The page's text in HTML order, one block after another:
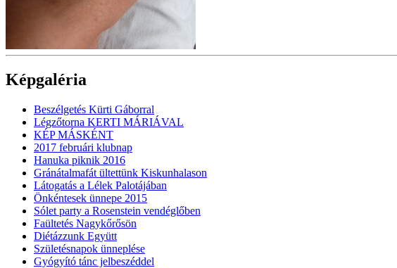
Képgaléria
Beszélgetés Kürti Gáborral
Légzőtorna KERTI MÁRIÁVAL
KÉP MÁSKÉNT
2017 februári klubnap
Hanuka piknik 2016
Gránátalmafát ültettünk Kiskunhalason
Látogatás a Lélek Palotájában
Önkéntesek ünnepe 2015
Sólet party a Rosenstein vendéglőben
Faültetés Nagykőrősön
Diétázzunk Együtt
Születésnapok ünneplése
Gyógyító tánc jelbeszéddel